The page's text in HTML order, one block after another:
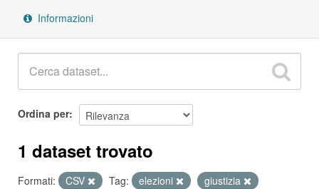
Informazioni
Ordina per
1 dataset trovato
Formati: CSV Tag: elezioni
giustizia